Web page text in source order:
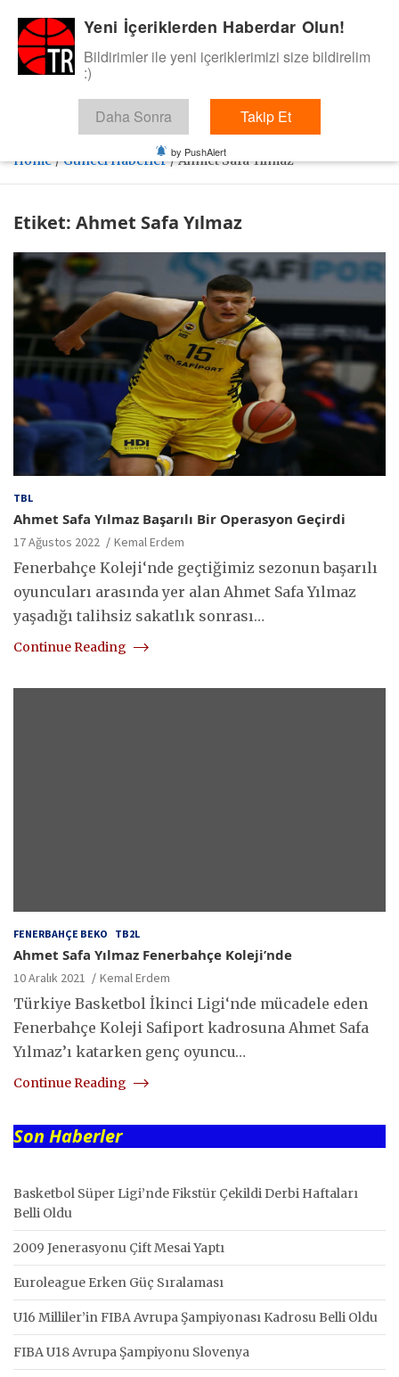
content
BasketTR
Sol dip çizgiden bir basket de bizden gelsin dedik.
Home Güncel Haberler Ahmet Safa Yılmaz
Etiket: Ahmet Safa Yılmaz
TBL
Ahmet Safa Yılmaz Başarılı Bir Operasyon Geçirdi
17 Ağustos 2022 Kemal Erdem
Fenerbahçe Koleji‘nde geçtiğimiz sezonun başarılı
oyuncuları arasında yer alan Ahmet Safa Yılmaz
yaşadığı talihsiz sakatlık sonrası…
Continue Reading
FENERBAHÇE BEKO TB2L
Ahmet Safa Yılmaz Fenerbahçe Koleji’nde
10 Aralık 2021 Kemal Erdem
Türkiye Basketbol İkinci Ligi‘nde mücadele eden
Fenerbahçe Koleji Safiport kadrosuna Ahmet Safa
Yılmaz’ı katarken genç oyuncu…
Continue Reading
Son Haberler
Basketbol Süper Ligi’nde Fikstür Çekildi Derbi Haftaları
Belli Oldu
2009 Jenerasyonu Çift Mesai Yaptı
Euroleague Erken Güç Sıralaması
U16 Milliler’in FIBA Avrupa Şampiyonası Kadrosu Belli Oldu
FIBA U18 Avrupa Şampiyonu Slovenya
Yeni İçeriklerden Haberdar Olun!
Bildirimler ile yeni içeriklerimizi size bildirelim
:)
Daha Sonra Takip Et
by PushAlert